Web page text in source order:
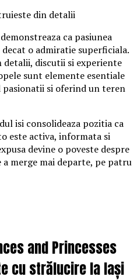
din detalii
ca pasiunea
o admiratie superficiala.
discutii si experiente
sunt elemente esentiale
pasionatii si oferind un teren
isi consolideaza pozitia ca
este activa, informata si
devine o poveste despre
merge mai departe, pe patru
and Princesses
cu strălucire la Iași